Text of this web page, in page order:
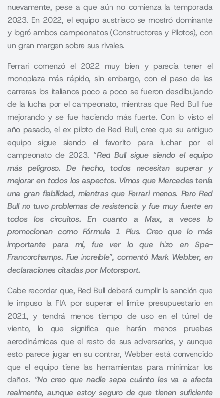
nuevamente, pese a que aún no comienza la temporada
2023. En 2022, el equipo austriaco se mostró dominante
y logró ambos campeonatos (Constructores y Pilotos), con
un gran margen sobre sus rivales.
Ferrari comenzó el 2022 muy bien y parecía tener el
monoplaza más rápido, sin embargo, con el paso de las
carreras los italianos poco a poco se fueron desdibujando
de la lucha por el campeonato, mientras que Red Bull fue
mejorando y se fue haciendo más fuerte. Con lo visto el
año pasado, el ex piloto de Red Bull, cree que su antiguo
equipo sigue siendo el favorito para luchar por el
campeonato de 2023. “Red Bull sigue siendo el equipo
más peligroso. De hecho, todos necesitan superar y
mejorar en todos los aspectos. Vimos que Mercedes tenía
una gran fiabilidad, mientras que Ferrari menos. Pero Red
Bull no tuvo problemas de resistencia y fue muy fuerte en
todos los circuitos. En cuanto a Max, a veces lo
promocionan como Fórmula 1 Plus. Creo que lo más
importante para mí, fue ver lo que hizo en Spa-
Francorchamps. Fue increíble”, comentó Mark Webber, en
declaraciones citadas por Motorsport.
Cabe recordar que, Red Bulldeberá cumplir la sanción que
le impuso la FIA por superar el limite presupuestario en
2021, y tendrá menos tiempo de uso en el túnel de
viento, lo que significa que harán menos pruebas
aerodinámicas que el resto de sus adversarios, y aunque
esto parece jugar en su contrar, Webber está convencido
que el equipo tiene las herramientas para minimizar los
daños. “No creo que nadie sepa cuánto les va a afecta
realmente, aunque estoy seguro de que tienen suficiente